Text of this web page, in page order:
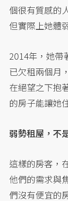
個很有質感的
但實際上她體
2014年，她帶
已欠租兩個月
在絕望之下抱
的房子能讓她
弱勢租屋，不
這樣的房客，
他們的需求與
們沒有便宜的